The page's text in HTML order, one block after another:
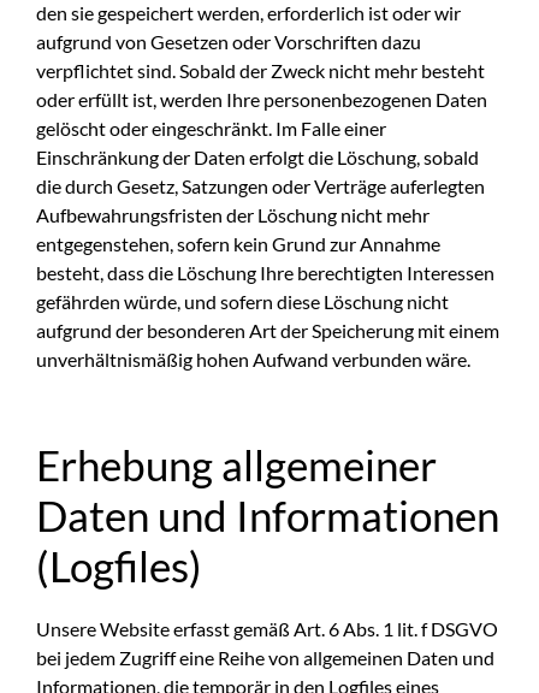
den sie gespeichert werden, erforderlich ist oder wir
aufgrund von Gesetzen oder Vorschriften dazu
verpflichtet sind. Sobald der Zweck nicht mehr besteht
oder erfüllt ist, werden Ihre personenbezogenen Daten
gelöscht oder eingeschränkt. Im Falle einer
Einschränkung der Daten erfolgt die Löschung, sobald
die durch Gesetz, Satzungen oder Verträge auferlegten
Aufbewahrungsfristen der Löschung nicht mehr
entgegenstehen, sofern kein Grund zur Annahme
besteht, dass die Löschung Ihre berechtigten Interessen
gefährden würde, und sofern diese Löschung nicht
aufgrund der besonderen Art der Speicherung mit einem
unverhältnismäßig hohen Aufwand verbunden wäre.
Erhebung allgemeiner
Daten und Informationen
(Logfiles)
Unsere Website erfasst gemäß Art. 6 Abs. 1 lit. f DSGVO
bei jedem Zugriff eine Reihe von allgemeinen Daten und
Informationen, die temporär in den Logfiles eines